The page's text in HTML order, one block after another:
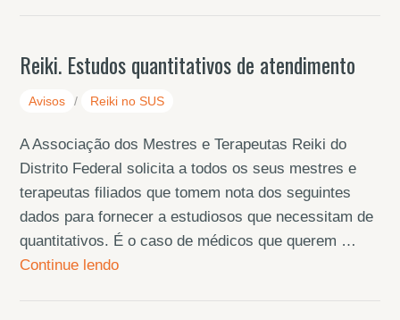
Reiki. Estudos quantitativos de atendimento
Avisos / Reiki no SUS
A Associação dos Mestres e Terapeutas Reiki do
Distrito Federal solicita a todos os seus mestres e
terapeutas filiados que tomem nota dos seguintes
dados para fornecer a estudiosos que necessitam de
quantitativos. É o caso de médicos que querem …
Continue lendo